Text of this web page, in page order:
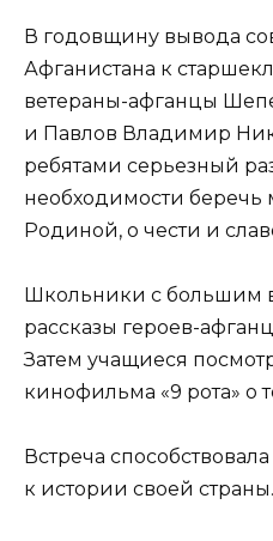
В годовщину вывода
Афганистана к
ветераны-афганцы
и Павлов Владимир
ребятами серьезный
необходимости беречь
Родиной, о чести и
Школьники с большим
рассказы героев-
Затем учащиеся
кинофильма «9 рота» о
Встреча
к истории своей страны.